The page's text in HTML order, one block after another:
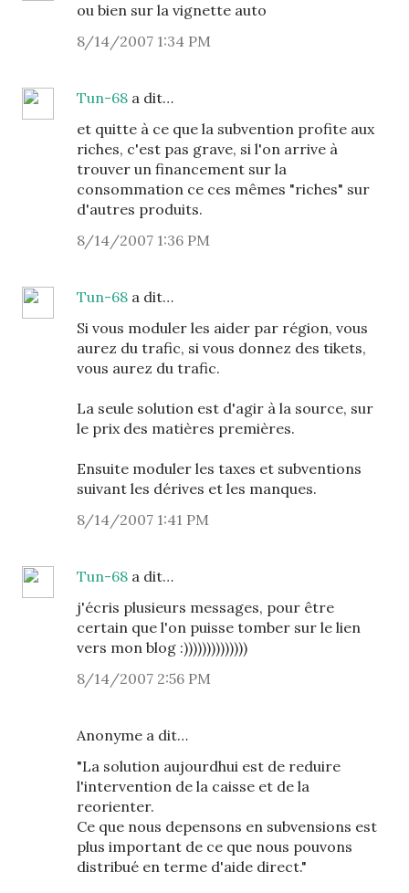
ou bien sur la vignette auto
8/14/2007 1:34 PM
Tun-68 a dit…
et quitte à ce que la subvention profite aux
riches, c'est pas grave, si l'on arrive à
trouver un financement sur la
consommation ce ces mêmes "riches" sur
d'autres produits.
8/14/2007 1:36 PM
Tun-68 a dit…
Si vous moduler les aider par région, vous
aurez du trafic, si vous donnez des tikets,
vous aurez du trafic.
La seule solution est d'agir à la source, sur
le prix des matières premières.
Ensuite moduler les taxes et subventions
suivant les dérives et les manques.
8/14/2007 1:41 PM
Tun-68 a dit…
j'écris plusieurs messages, pour être
certain que l'on puisse tomber sur le lien
vers mon blog :))))))))))))))
8/14/2007 2:56 PM
Anonyme a dit…
"La solution aujourdhui est de reduire
l'intervention de la caisse et de la
reorienter.
Ce que nous depensons en subvensions est
plus important de ce que nous pouvons
distribué en terme d'aide direct."